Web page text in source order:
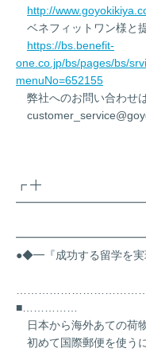
http://
ベネフィットワン様と
https://bs.benefit-
one.co.jp/bs/pages/bs/
menuNo=652155
弊社へのお問い合わせ
┏ ╋
●◆━『成功する留学を実
日本郵
■……………
日本から海外あての荷
初めて国際郵便を使う